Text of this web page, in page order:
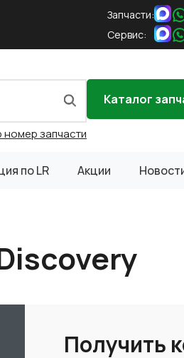
Запчасти:
Сервис:
запчасти
Каталог
по LR Акции
Получить